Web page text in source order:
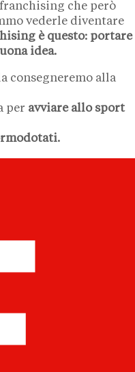
che però
vederle diventare
è questo: portare
idea.
consegneremo alla
per avviare allo sport